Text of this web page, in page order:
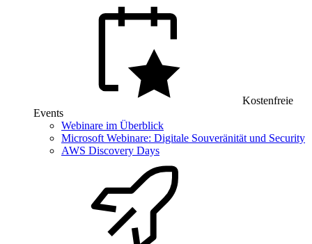
Kostenfreie
Events
Webinare im Überblick
Microsoft Webinare: Digitale Souveränität und Security
AWS Discovery Days